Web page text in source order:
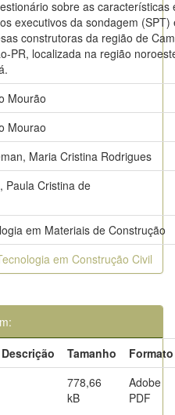
sobre as características
executivos da sondagem (SPT)
construtoras da região de
PR, localizada na região
Mourão
Mourao
Maria Cristina Rodrigues
Paula Cristina de
em Materiais de Construção
em Construção Civil
Descrição Tamanho
Formato
778,66
kB
Adobe
PDF